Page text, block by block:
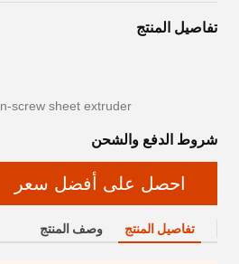
تفاصيل المنتج
screw sheet extruder
شروط الدفع والشحن
احصل على أفضل سعر
تفاصيل المنتج وصف المنتج